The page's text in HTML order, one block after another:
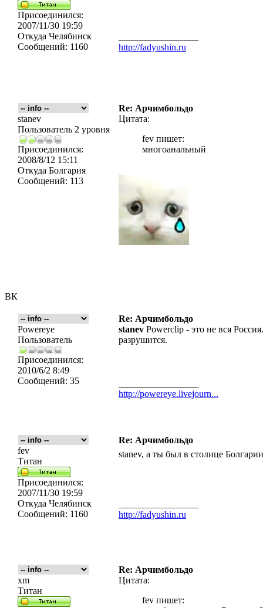
ВК
Присоединился:
2007/11/30 19:59
Откуда Челябинск
Сообщений: 1160
http://fadyushin.ru
Re: Арчимбольдо
stanev
Пользователь 2 уровня
Присоединился:
2008/8/12 15:11
Откуда Болгария
Сообщений: 113
Цитата:
fev пишет:
многоанальный
Re: Арчимбольдо
Powereye
Пользователь
Присоединился:
2010/6/2 8:49
Сообщений: 35
stanev Powerclip - это не вся
разрушится.
http://powereye.livejourn...
Re: Арчимбольдо
fev
Титан
Присоединился:
2007/11/30 19:59
Откуда Челябинск
Сообщений: 1160
stanev, а ты был в столице
http://fadyushin.ru
Re: Арчимбольдо
xm
Титан
Цитата:
fev пишет: